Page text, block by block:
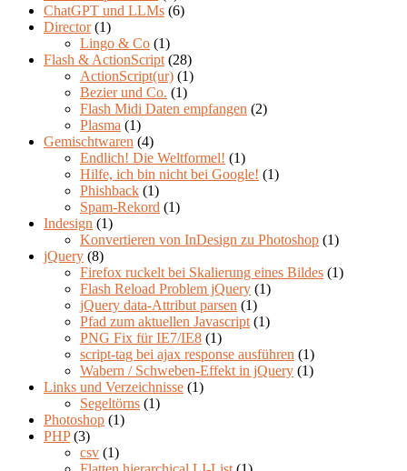
ChatGPT und LLMs (6)
Director(1)
Lingo & Co (1)
Flash & ActionScript (28)
ActionScript(ur) (1)
Bezier und Co. (1)
Flash Midi Daten empfangen (2)
Plasma (1)
Gemischtwaren (4)
Endlich! Die Weltformel! (1)
Hilfe, ich bin nicht bei Google! (1)
Phishback (1)
Spam-Rekord (1)
Indesign (1)
Konvertieren von InDesign zu Photoshop (1)
jQuery (8)
Firefox ruckelt bei Skalierung eines Bildes (1)
Flash Reload Problem jQuery (1)
jQuery data-Attribut parsen (1)
Pfad zum aktuellen Javascript (1)
PNG Fix für IE7/IE8 (1)
script-tag bei ajax response ausführen (1)
Wabern / Schweben-Effekt in jQuery (1)
Links und Verzeichnisse (1)
Segeltörns (1)
Photoshop (1)
PHP(3)
csv (1)